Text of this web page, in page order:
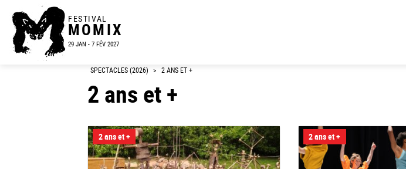
FESTIVAL
MOMIX
29 JAN - 7 FÉV 2027
SPECTACLES (2026) > 2 ANS ET +
2 ans et +
2 ans et + 2 ans et +